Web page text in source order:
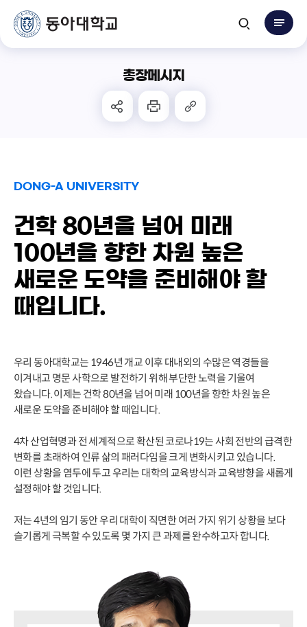
총장메시지
DONG-A UNIVERSITY
건학 80년을 넘어 미래
100년을 향한 차원 높은
새로운 도약을 준비해야 할
때입니다.
우리 동아대학교는 1946년 개교 이후 대내외의 수많은 역경들을
이겨내고 명문 사학으로 발전하기 위해 부단한 노력을 기울여
왔습니다. 이제는 건학 80년을 넘어 미래 100년을 향한 차원 높은
새로운 도약을 준비해야 할 때입니다.
4차 산업혁명과 전 세계적으로 확산된 코로나19는 사회 전반의 급격한
변화를 초래하여 인류 삶의 패러다임을 크게 변화시키고 있습니다.
이런 상황을 염두에 두고 우리는 대학의 교육방식과 교육방향을 새롭게
설정해야 할 것입니다.
저는 4년의 임기 동안 우리 대학이 직면한 여러 가지 위기 상황을 보다
슬기롭게 극복할 수 있도록 몇 가지 큰 과제를 완수하고자 합니다.